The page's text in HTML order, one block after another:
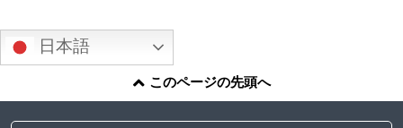
日本語
このページの先頭へ